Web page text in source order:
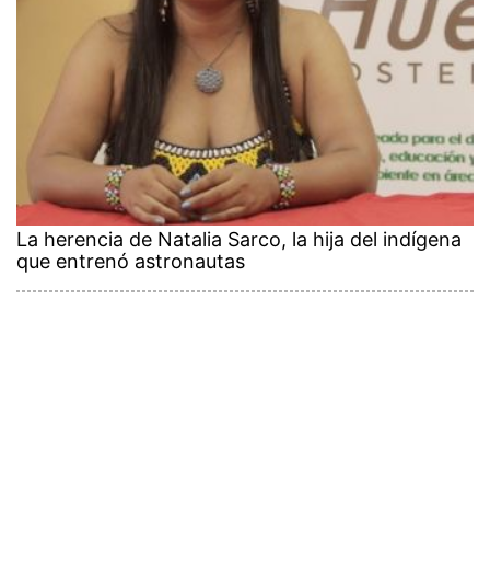
La herencia de Natalia Sarco, la hija del indígena
que entrenó astronautas